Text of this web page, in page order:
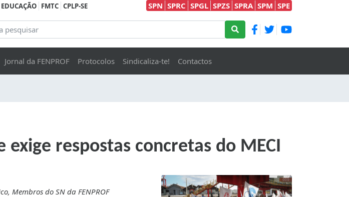
FMTC CPLP-SE SPN SPRC SPGL SPZS SPRA SPM SPE
Jornal da FENPROF Protocolos Sindicaliza-te! Contactos
respostas concretas do MECI
Membros do SN da FENPROF